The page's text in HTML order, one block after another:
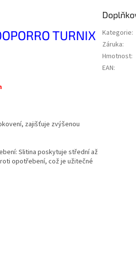
TURNIX
zajišťuje zvýšenou
Slitina poskytuje střední až
opotřebení, což je užitečné
Kategorie:
Záruka:
Hmotnost:
EAN: